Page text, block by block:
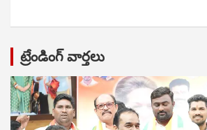
ట్రేండింగ్ వార్తలు